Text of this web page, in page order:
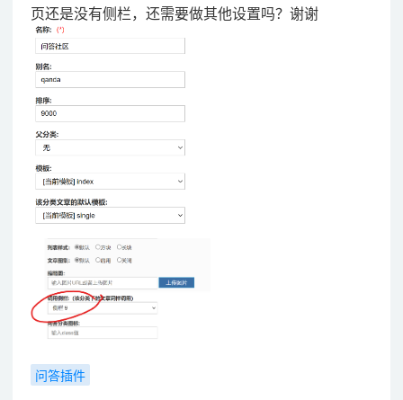
页还是没有侧栏，还需要做其他设置吗？谢谢
问答插件